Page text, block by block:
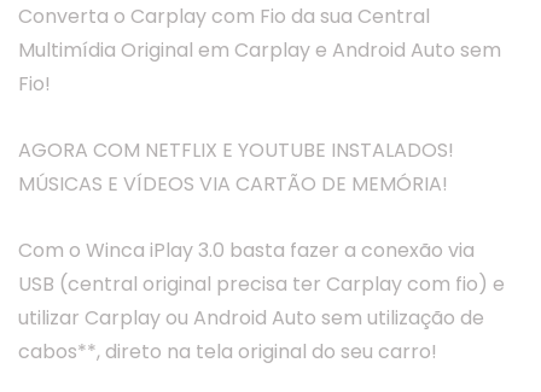
Converta o Carplay com Fio da sua Central
Multimídia Original em Carplay e Android Auto sem
Fio!
AGORA COM NETFLIX E YOUTUBE INSTALADOS!
MÚSICAS E VÍDEOS VIA CARTÃO DE MEMÓRIA!
Com o Winca iPlay 3.0 basta fazer a conexão via
USB (central original precisa ter Carplay com fio) e
utilizar Carplay ou Android Auto sem utilização de
cabos**, direto na tela original do seu carro!